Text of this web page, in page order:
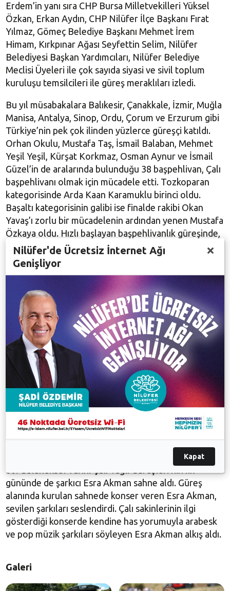
Erdem’in yanı sıra CHP Bursa Milletvekilleri Yüksel
Özkan, Erkan Aydın, CHP Nilüfer İlçe Başkanı Fırat
Yılmaz, Gömeç Belediye Başkanı Mehmet İrem
Himam, Kırkpınar Ağası Seyfettin Selim, Nilüfer
Belediyesi Başkan Yardımcıları, Nilüfer Belediye
Meclisi Üyeleri ile çok sayıda siyasi ve sivil toplum
kuruluşu temsilcileri ile güreş meraklıları izledi.
Bu yıl müsabakalara Balıkesir, Çanakkale, İzmir, Muğla
Manisa, Antalya, Sinop, Ordu, Çorum ve Erzurum gibi
Türkiye’nin pek çok ilinden yüzlerce güreşçi katıldı.
Orhan Okulu, Mustafa Taş, İsmail Balaban, Mehmet
Yeşil Yeşil, Kürşat Korkmaz, Osman Aynur ve İsmail
Güzel’in de aralarında bulunduğu 38 başpehlivan, Çalı
başpehlivanı olmak için mücadele etti. Tozkoparan
kategorisinde Arda Kaan Karamuklu birinci oldu.
Başaltı kategorisinin galibi ise finalde rakibi Okan
Yavaş’ı zorlu bir mücadelenin ardından yenen Mustafa
Özkaya oldu. Hızlı başlayan başpehlivanlık güreşinde,
Kırkpınar Yağlı Güreşleri’nde başpehlivanlık
kategorisinde er meydanına çıkan en genç güreşçi
olan Sinoplu Mustafa Taş, Antalya’dan Yusuf Can
Zeybek’i 9 dakika 15 saniye gibi kısa bir sürede
yenerek Çalı’nın 60. başpehlivanı oldu.
Geleneksel Tarihi Çalı Güreşleri’nde gelecek yılın
ağası, yapılan açık artırma ile mevcut Çalı Ağası Hakan
Söğünmez oldu. Büyük çekişmenin yaşandığı ağalık
seçiminde yapılan açık artırma sonucu Söğünmez, 320
bin TL ile gelecek yıl için ipi göğüsleyen isim oldu. Üç
yıl üst üste ağalık yapacak olan Söğünmez’e Başkan
Turgay Erdem, güreş sporuna katkılarından dolayı
teşekkür ederek plaket verdi. Erdem “Nilüfer
Belediyesi olarak geleneksel ata sporumuzu
60. Geleneksel Tarihi Çalı Yağlı Güreşleri’nin ilk
gününde de şarkıcı Esra Akman sahne aldı. Güreş
alanında kurulan sahnede konser veren Esra Akman,
sevilen şarkıları seslendirdi. Çalı sakinlerinin ilgi
gösterdiği konserde kendine has yorumuyla arabesk
ve pop müzik şarkıları söyleyen Esra Akman alkış aldı.
Galeri
Nilüfer'de Ücretsiz İnternet Ağı
Genişliyor
Kapat